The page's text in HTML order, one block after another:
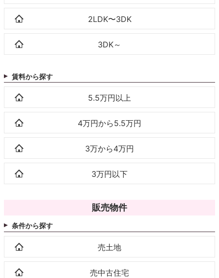
2LDK〜3DK
3DK～
賃料から探す
5.5万円以上
4万円から5.5万円
3万から4万円
3万円以下
販売物件
条件から探す
売土地
売中古住宅